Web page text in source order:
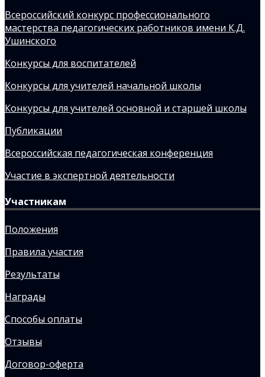
Всероссийский конкурс профессионального
мастерства педагогических работников имени К.Д.
Ушинского
Конкурсы для воспитателей
Конкурсы для учителей начальной школы
Конкурсы для учителей основной и старшей школы
Публикации
Всероссийская педагогическая конференция
Участие в экспертной деятельности
Участникам
Положения
Правила участия
Результаты
Награды
Способы оплаты
Отзывы
Договор-оферта